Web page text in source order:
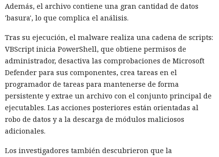
Además, el archivo contiene una gran cantidad de datos
'basura', lo que complica el análisis.
Tras su ejecución, el malware realiza una cadena de scripts:
VBScript inicia PowerShell, que obtiene permisos de
administrador, desactiva las comprobaciones de Microsoft
Defender para sus componentes, crea tareas en el
programador de tareas para mantenerse de forma
persistente y extrae un archivo con el conjunto principal de
ejecutables. Las acciones posteriores están orientadas al
robo de datos y a la descarga de módulos maliciosos
adicionales.
Los investigadores también descubrieron que la